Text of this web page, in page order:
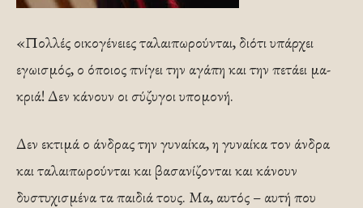
«Πολλές οικογένειες ταλαιπωρούνται, διότι υπάρχει
εγωισμός, ο όποιος πνίγει την αγάπη και την πετάει μα­
κριά! Δεν κάνουν οι σύζυγοι υπομονή.
Δεν εκτιμά ο άν­δρας την γυναίκα, η γυναίκα τον άνδρα
και ταλαιπωρού­νται και βασανίζονται και κάνουν
δυστυχισμένα τα παι­διά τους. Μα, αυτός – αυτή που